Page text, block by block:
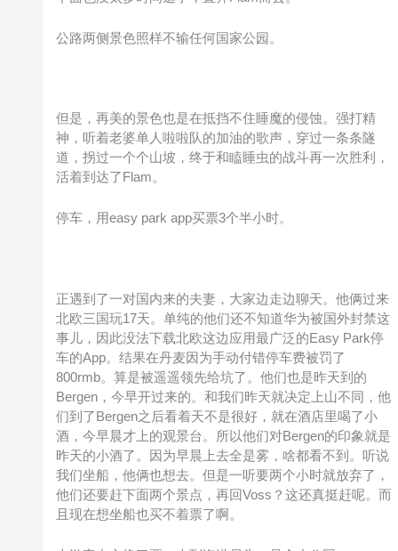
公路两侧景色照样不输任何国家公园。
但是，再美的景色也是在抵挡不住睡魔的侵蚀。强打精
神，听着老婆单人啦啦队的加油的歌声，穿过一条条隧
道，拐过一个个山坡，终于和瞌睡虫的战斗再一次胜利，
活着到达了Flam。
停车，用easy park app买票3个半小时。
正遇到了一对国内来的夫妻，大家边走边聊天。他俩过来
北欧三国玩17天。单纯的他们还不知道华为被国外封禁这
事儿，因此没法下载北欧这边应用最广泛的Easy Park停
车的App。结果在丹麦因为手动付错停车费被罚了
800rmb。算是被遥遥领先给坑了。他们也是昨天到的
Bergen，今早开过来的。和我们昨天就决定上山不同，他
们到了Bergen之后看着天不是很好，就在酒店里喝了小
酒，今早晨才上的观景台。所以他们对Bergen的印象就是
昨天的小酒了。因为早晨上去全是雾，啥都看不到。听说
我们坐船，他俩也想去。但是一听要两个小时就放弃了，
他们还要赶下面两个景点，再回Voss？这还真挺赶呢。而
且现在想坐船也买不着票了啊。